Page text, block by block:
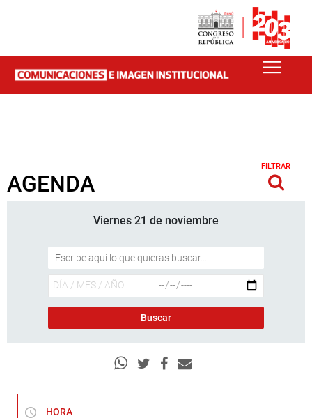
AGENDA
FILTRAR
Viernes 21 de noviembre
HORA